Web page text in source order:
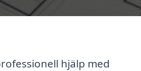
hjälp med